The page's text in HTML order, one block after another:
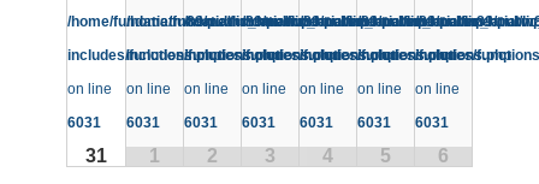
/home/fundatiatm89/public_html/wp-
includes/functions.php
on line
6031
31
/home/fundatiatm89/public_html/wp-
includes/functions.php
on line
6031
1
/home/fundatiatm89/public_html/wp-
includes/functions.php
on line
6031
2
/home/fundatiatm89/public_html/wp-
includes/functions.php
on line
6031
3
/home/fundatiatm89/public_html/
includes/functions.php
on line
6031
4
/home/fundatiatm89/
includes/functions.php
on line
6031
5
/home/
includes/
on line
6031
6